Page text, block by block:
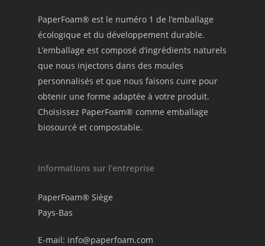
PaperFoam® est le numéro 1 de l’emballage
écologique et du développement durable.
L’emballage est composé d’ingrédients naturels
que nous injectons dans des moules
personnalisés et que nous faisons cuire pour
obtenir une forme adaptée à votre produit.
Choisissez PaperFoam® comme emballage
biosourcé et compostable.
Informations sur l’entreprise
PaperFoam® Siège
Pays-Bas
E-mail: info@paperfoam.com